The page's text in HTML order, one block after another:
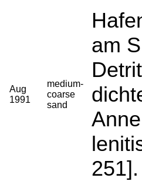
Aug
1991
medium-
coarse
sand
am
251].